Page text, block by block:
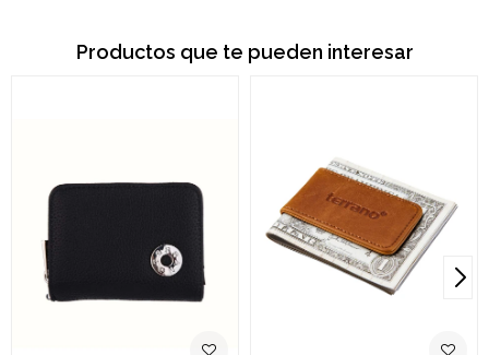
Productos que te pueden interesar